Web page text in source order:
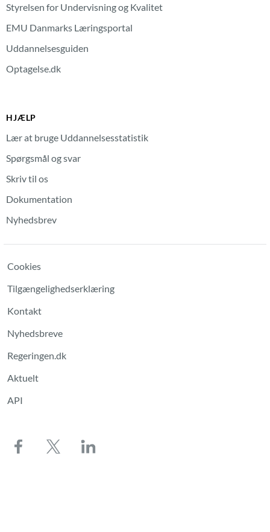
Styrelsen for Undervisning og Kvalitet
EMU Danmarks Læringsportal
Uddannelsesguiden
Optagelse.dk
HJÆLP
Lær at bruge Uddannelsesstatistik
Spørgsmål og svar
Skriv til os
Dokumentation
Nyhedsbrev
Cookies
Tilgængelighedserklæring
Kontakt
Nyhedsbreve
Regeringen.dk
Aktuelt
API